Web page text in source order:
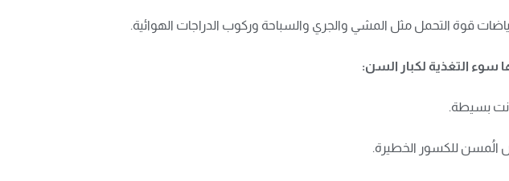
قوة التحمل مثل المشي والجري والسباحة وركوب الدراجات الهوائية.
سوء التغذية لكبار السن: